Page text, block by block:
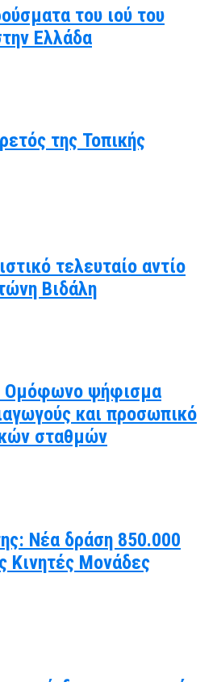
του ιού του
Ελλάδα
της Τοπικής
τελευταίο αντίο
Βιδάλη
Ομόφωνο ψήφισμα
και προσωπικό
σταθμών
Νέα δράση 850.000
Κινητές Μονάδες